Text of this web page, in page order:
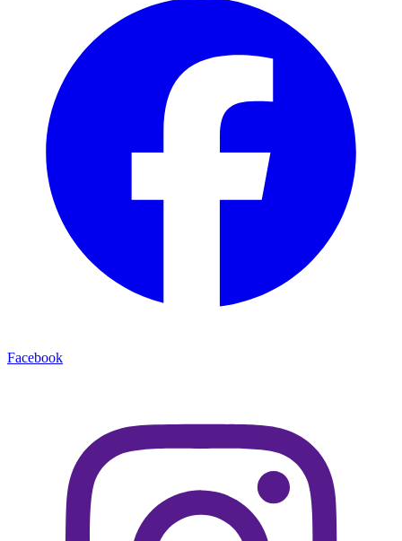
Facebook